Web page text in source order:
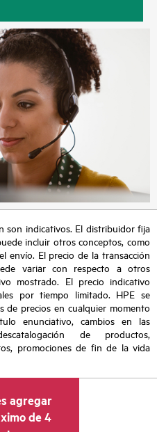
son indicativos. El distribuidor fija
incluir otros conceptos, como
envío. El precio de la transacción
variar con respecto a otros
mostrado. El precio indicativo
por tiempo limitado. HPE se
de precios en cualquier momento
enunciativo, cambios en las
de productos,
promociones de fin de la vida
agregar
de 4